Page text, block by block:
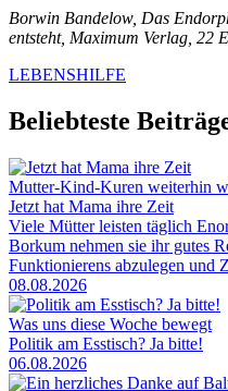
Borwin Bandelow, Das
entsteht, Maximum Verlag, 22
LEBENSHILFE
Beliebteste
Mutter-Kind-Kuren weiterhin
Jetzt hat Mama ihre Zeit
Viele Mütter leisten täglich
Borkum nehmen sie ihr gutes
Funktionierens abzulegen und
08.08.2026
Was uns diese Woche bewegt
Politik am Esstisch? Ja bitte!
06.08.2026